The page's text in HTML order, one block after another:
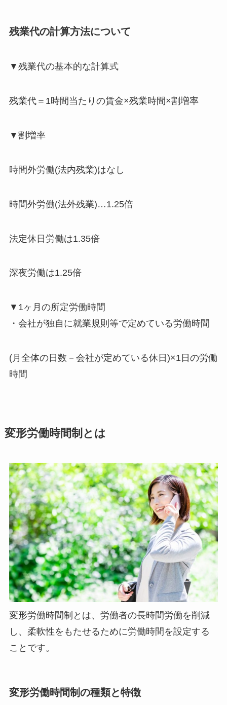
残業代の計算方法について
▼残業代の基本的な計算式
残業代＝1時間当たりの賃金×残業時間×割増率
▼割増率
時間外労働(法内残業)はなし
時間外労働(法外残業)…1.25倍
法定休日労働は1.35倍
深夜労働は1.25倍
▼1ヶ月の所定労働時間
・会社が独自に就業規則等で定めている労働時間
(月全体の日数－会社が定めている休日)×1日の労働
時間
変形労働時間制とは
変形労働時間制とは、労働者の長時間労働を削減
し、柔軟性をもたせるために労働時間を設定する
ことです。
変形労働時間制の種類と特徴